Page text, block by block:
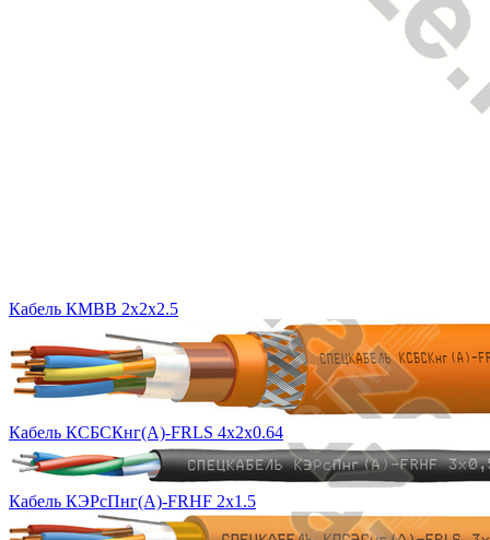
Кабель КМВВ 2х2х2.5
Кабель КСБСКнг(А)-FRLS 4х2х0.64
Кабель КЭРсПнг(А)-FRHF 2х1.5